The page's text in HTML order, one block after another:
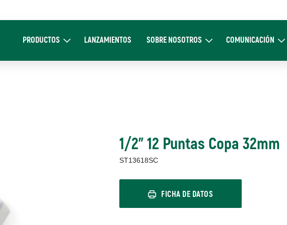
navigation
PRODUCTOSExpand ProductosLANZAMIENTOS SOBRE NOSOTROSExpand Sobre NosotrosCOMUNICACIÓN
Expand
1/2" 12 Puntas Copa 32mm
ST13618SC
FICHA DE DATOS